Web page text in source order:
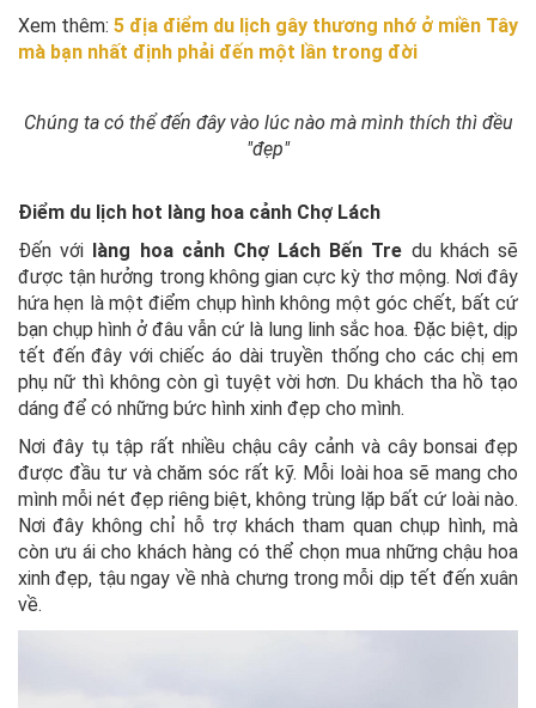
Xem thêm: 5 địa điểm du lịch gây thương nhớ ở miền Tây
mà bạn nhất định phải đến một lần trong đời
Chúng ta có thể đến đây vào lúc nào mà mình thích thì đều
"đẹp"
Điểm du lịch hot làng hoa cảnh Chợ Lách
Đến với làng hoa cảnh Chợ Lách Bến Tre du khách sẽ
được tận hưởng trong không gian cực kỳ thơ mộng. Nơi đây
hứa hẹn là một điểm chụp hình không một góc chết, bất cứ
bạn chụp hình ở đâu vẫn cứ là lung linh sắc hoa. Đặc biệt, dịp
tết đến đây với chiếc áo dài truyền thống cho các chị em
phụ nữ thì không còn gì tuyệt vời hơn. Du khách tha hồ tạo
dáng để có những bức hình xinh đẹp cho mình.
Nơi đây tụ tập rất nhiều chậu cây cảnh và cây bonsai đẹp
được đầu tư và chăm sóc rất kỹ. Mỗi loài hoa sẽ mang cho
mình mỗi nét đẹp riêng biệt, không trùng lặp bất cứ loài nào.
Nơi đây không chỉ hỗ trợ khách tham quan chụp hình, mà
còn ưu ái cho khách hàng có thể chọn mua những chậu hoa
xinh đẹp, tậu ngay về nhà chưng trong mỗi dịp tết đến xuân
về.